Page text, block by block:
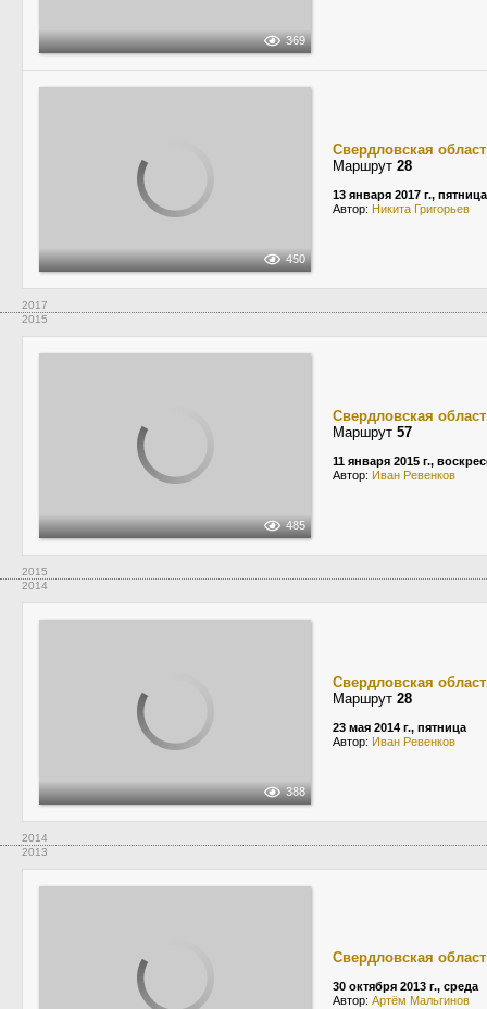
369
450
Свердловская
Маршрут 28
13 января 2017 г., пятница
Автор: Никита Григорьев
2017
2015
485
Свердловская
Маршрут 57
11 января 2015 г.,
Автор: Иван Ревенков
2015
2014
388
Свердловская
Маршрут 28
23 мая 2014 г., пятница
Автор: Иван Ревенков
2014
2013
Свердловская
30 октября 2013 г., среда
Автор: Артём Мальгинов